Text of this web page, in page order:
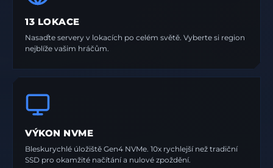
13 LOKACE
Nasaďte servery v lokacích po celém světě. Vyberte si region
nejblíže vašim hráčům.
VÝKON NVME
Bleskurychlé úložiště Gen4 NVMe. 10x rychlejší než tradiční
SSD pro okamžité načítání a nulové zpoždění.